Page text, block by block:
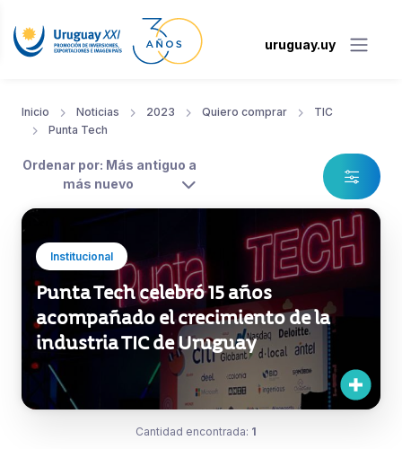
uruguay.uy
Inicio Noticias 2023 Quiero comprar
TIC
Punta Tech
Ordenar por: Más antiguo a
más nuevo
Institucional
Punta Tech celebró 15 años
acompañado el crecimiento de la
industria TIC de Uruguay
Cantidad encontrada: 1